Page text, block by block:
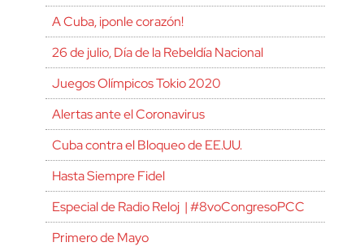
A Cuba, ¡ponle corazón!
26 de julio, Día de la Rebeldía Nacional
Juegos Olímpicos Tokio 2020
Alertas ante el Coronavirus
Cuba contra el Bloqueo de EE.UU.
Hasta Siempre Fidel
Especial de Radio Reloj | #8voCongresoPCC
Primero de Mayo